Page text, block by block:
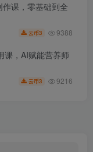
课，零基础到全
云币3 9388
课，AI赋能营养师
云币3 9216